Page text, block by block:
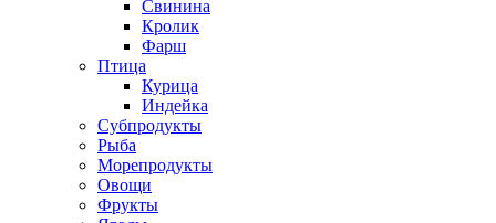
Свинина
Кролик
Фарш
Птица
Курица
Индейка
Субпродукты
Рыба
Морепродукты
Овощи
Фрукты